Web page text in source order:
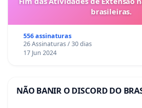
brasileiras.
556 assinaturas
26 Assinaturas / 30 dias
17 Jun 2024
NÃO BANIR O DISCORD DO